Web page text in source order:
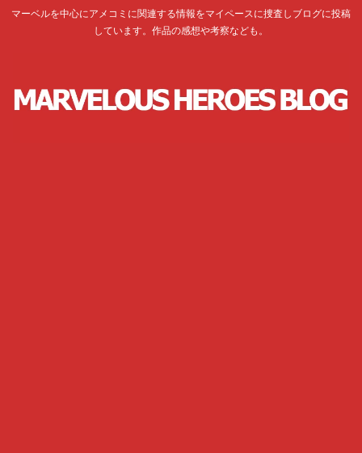
マーベルを中心にアメコミに関連する情報をマイペースに捜査しブログに投稿
しています。作品の感想や考察なども。